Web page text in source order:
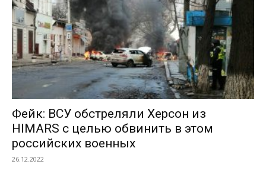
Фейк: ВСУ обстреляли Херсон из
HIMARS с целью обвинить в этом
российских военных
26.12.2022